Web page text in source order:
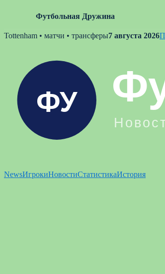
Футбольная Дружина
Skip
Tottenham • матчи • трансферы7 августа 2026
NewsИгрокиНовостиСтатистикаИстория